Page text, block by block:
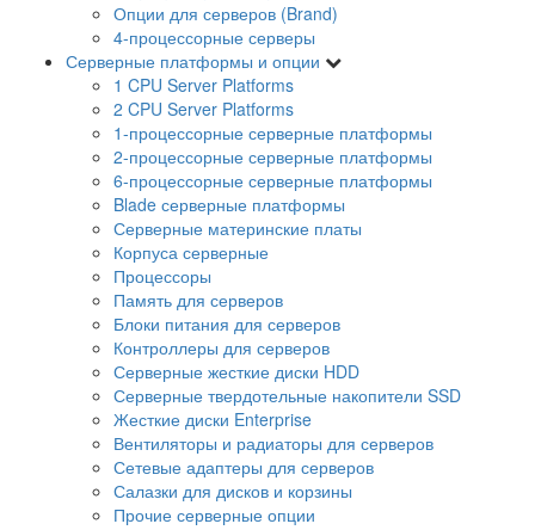
Опции для серверов (Brand)
4-процессорные серверы
Серверные платформы и опции
1 CPU Server Platforms
2 CPU Server Platforms
1-процессорные серверные платформы
2-процессорные серверные платформы
6-процессорные серверные платформы
Blade серверные платформы
Серверные материнские платы
Корпуса серверные
Процессоры
Память для серверов
Блоки питания для серверов
Контроллеры для серверов
Серверные жесткие диски HDD
Серверные твердотельные накопители SSD
Жесткие диски Enterprise
Вентиляторы и радиаторы для серверов
Сетевые адаптеры для серверов
Салазки для дисков и корзины
Прочие серверные опции